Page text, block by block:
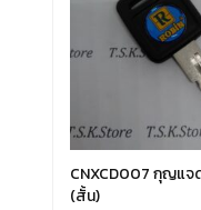
CNXCD007 กุญแจ
(สั้น)